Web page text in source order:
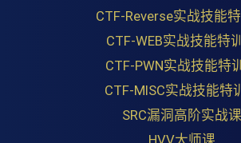
CTF-Reverse实战技能
CTF-WEB实战技能特
CTF-PWN实战技能特
CTF-MISC实战技能特
SRC漏洞高阶实战课
HVV大师课